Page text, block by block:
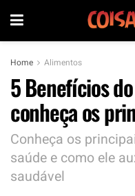
Home Alimentos
5 Benefícios
conheça os
Conheça os
saúde e como ele
saudável